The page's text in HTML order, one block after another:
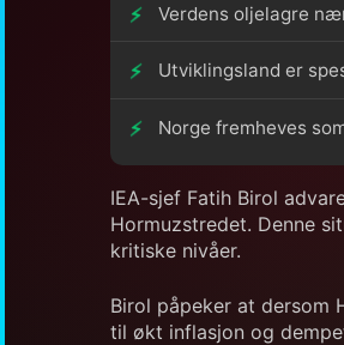
Verdens oljelagre
Utviklingsland er
Norge fremheves
IEA-sjef Fatih Birol
Hormuzstredet. Denne
kritiske nivåer.
Birol påpeker at dersom
til økt inflasjon og